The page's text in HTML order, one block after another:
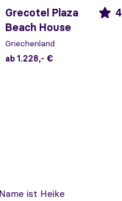
Grecotel Plaza
Beach House
4
Griechenland
ab 1.228,- €
ist Heike